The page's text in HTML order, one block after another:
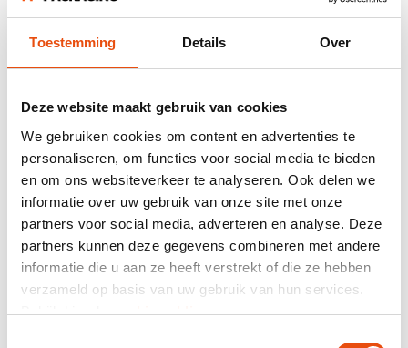
Toestemming Details Over
Deze website maakt gebruik van cookies
We gebruiken cookies om content en advertenties te
personaliseren, om functies voor social media te bieden
en om ons websiteverkeer te analyseren. Ook delen we
informatie over uw gebruik van onze site met onze
partners voor social media, adverteren en analyse. Deze
partners kunnen deze gegevens combineren met andere
informatie die u aan ze heeft verstrekt of die ze hebben
verzameld op basis van uw gebruik van hun services.
Bekijk hier decookiemelding.
5. Oplage
7. Ontwerp aanleveren
Samenvatting
464 klantreviews
Totaal prijs
excl. BTW€ 50,62*